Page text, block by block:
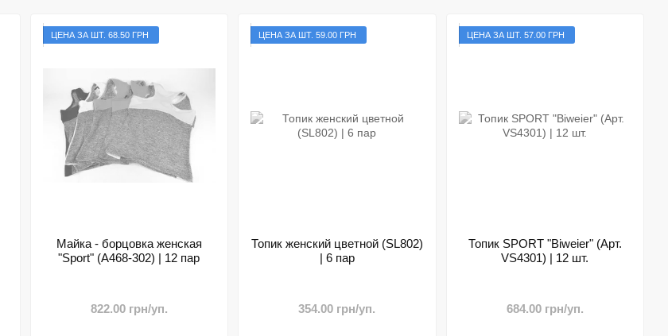
ЦЕНА ЗА ШТ. 68.50 ГРН
Майка - борцовка женская
"Sport" (A468-302) | 12 пар
822.00 грн/уп.
ЦЕНА ЗА ШТ. 59.00 ГРН
Топик женский цветной (SL802)
| 6 пар
354.00 грн/уп.
ЦЕНА ЗА ШТ. 57.00 ГРН
Топик SPORT "Biweier" (Арт.
VS4301) | 12 шт.
684.00 грн/уп.